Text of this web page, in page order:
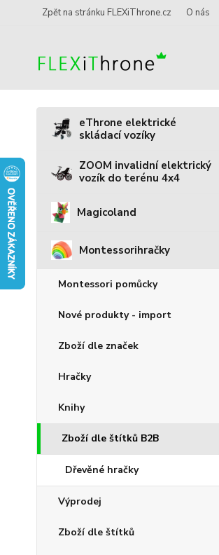
Zpět na stránku FLEXiThrone.cz O nás
eThrone elektrické
skládací vozíky
ZOOM invalidní elektrický
vozík do terénu 4x4
Magicoland
Montessorihračky
Montessori pomůcky
Nové produkty - import
Zboží dle značek
Hračky
Knihy
Zboží dle štítků B2B
Dřevěné hračky
Výprodej
Zboží dle štítků